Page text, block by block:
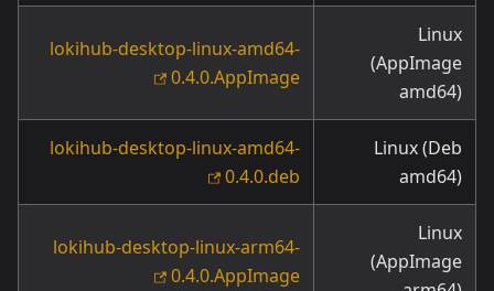
Linux
(AppImage
amd64)
lokihub-desktop-linux-amd64-
0.4.0.AppImage
Linux (Deb
amd64)
lokihub-desktop-linux-amd64-
0.4.0.deb
Linux
(AppImage
lokihub-desktop-linux-arm64-
0.4.0.AppImage